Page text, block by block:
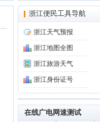
浙江便民工具导航
浙江天气预报
浙江地图全图
浙江旅游天气
浙江身份证号
在线广电网速测试